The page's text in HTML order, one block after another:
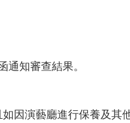
通知審查結果。
因演藝廳進行保養及